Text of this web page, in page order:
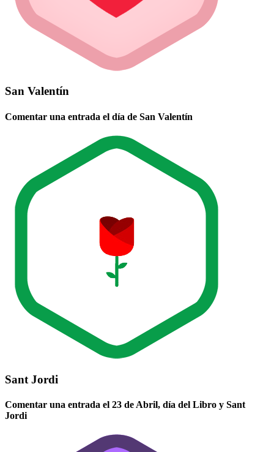
San Valentín
Comentar una entrada el día de San Valentín
Sant Jordi
Comentar una entrada el 23 de Abril, día del Libro y Sant
Jordi